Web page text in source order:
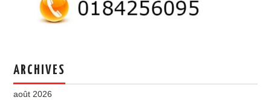
ARCHIVES
août 2026